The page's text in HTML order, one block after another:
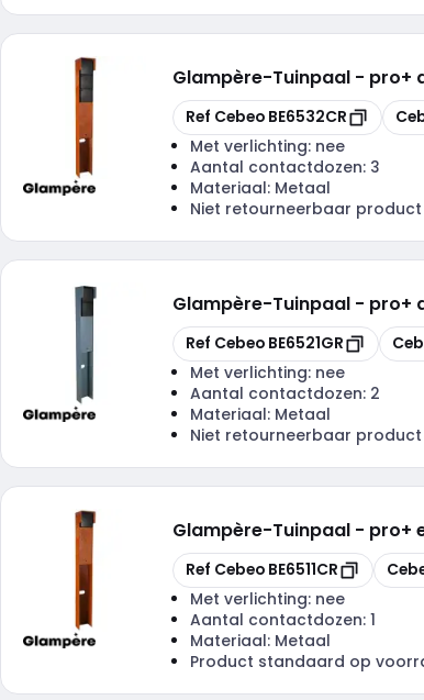
Glampère-Tuinpaal - pro+
Kopiëren
Ref Cebeo BE6532CR
Met verlichting: nee
Aantal contactdozen: 3
Materiaal: Metaal
Niet retourneerbaar product
Glampère-Tuinpaal - pro+
Kopiëren
Ref Cebeo BE6521GR
Met verlichting: nee
Aantal contactdozen: 2
Materiaal: Metaal
Niet retourneerbaar product
Glampère-Tuinpaal - pro+
Kopiëren
Ref Cebeo BE6511CR
Met verlichting: nee
Aantal contactdozen: 1
Materiaal: Metaal
Product standaard op